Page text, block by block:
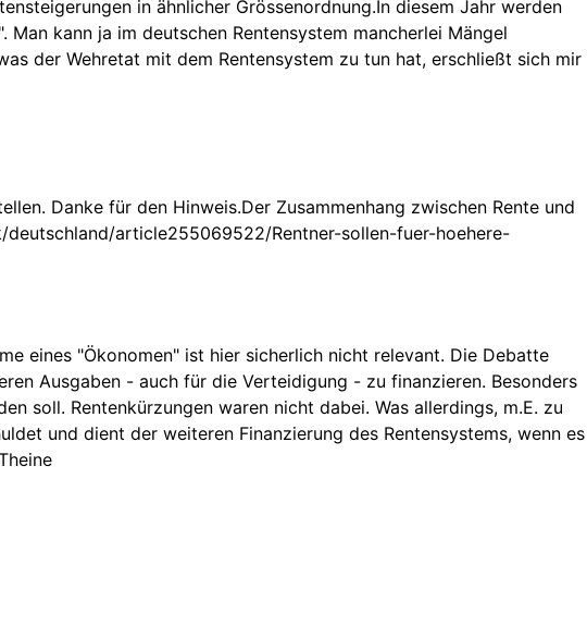
in ähnlicher Grössenordnung.In diesem Jahr werden
kann ja im deutschen Rentensystem mancherlei Mängel
der Wehretat mit dem Rentensystem zu tun hat, erschließt sich mir
Danke für den Hinweis.Der Zusammenhang zwischen Rente und
article255069522/Rentner-sollen-fuer-hoehere-
eines "Ökonomen" ist hier sicherlich nicht relevant. Die Debatte
Ausgaben - auch für die Verteidigung - zu finanzieren. Besonders
soll. Rentenkürzungen waren nicht dabei. Was allerdings, m.E. zu
und dient der weiteren Finanzierung des Rentensystems, wenn es